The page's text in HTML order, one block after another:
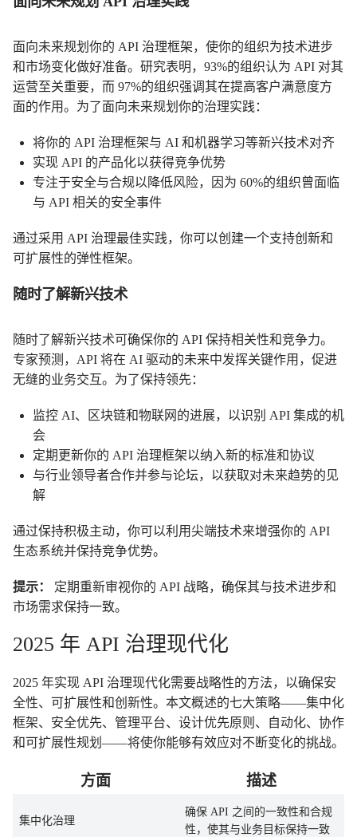
面向未来规划你的 API 治理框架，使你的组织为技术进步
和市场变化做好准备。研究表明，93%的组织认为 API 对其
运营至关重要，而 97%的组织强调其在提高客户满意度方
面的作用。为了面向未来规划你的治理实践：
将你的 API 治理框架与 AI 和机器学习等新兴技术对齐
实现 API 的产品化以获得竞争优势
专注于安全与合规以降低风险，因为 60%的组织曾面临
与 API 相关的安全事件
通过采用 API 治理最佳实践，你可以创建一个支持创新和
可扩展性的弹性框架。
随时了解新兴技术
随时了解新兴技术可确保你的 API 保持相关性和竞争力。
专家预测，API 将在 AI 驱动的未来中发挥关键作用，促进
无缝的业务交互。为了保持领先：
监控 AI、区块链和物联网的进展，以识别 API 集成的机
会
定期更新你的 API 治理框架以纳入新的标准和协议
与行业领导者合作并参与论坛，以获取对未来趋势的见
解
通过保持积极主动，你可以利用尖端技术来增强你的 API
生态系统并保持竞争优势。
提示：
定期重新审视你的 API 战略，确保其与技术进步和
市场需求保持一致。
2025 年 API 治理现代化
2025 年实现 API 治理现代化需要战略性的方法，以确保安
全性、可扩展性和创新性。本文概述的七大策略——集中化
框架、安全优先、管理平台、设计优先原则、自动化、协作
和可扩展性规划——将使你能够有效应对不断变化的挑战。
方面 描述
集中化治理
确保 API 之间的一致性和合规
性，使其与业务目标保持一致